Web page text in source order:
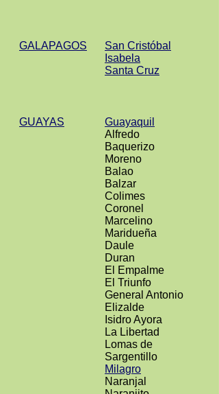
GALAPAGOS
San Cristóbal
Isabela
Santa Cruz
GUAYAS
Guayaquil
Alfredo
Baquerizo
Moreno
Balao
Balzar
Colimes
Coronel
Marcelino
Maridueña
Daule
Duran
El Empalme
El Triunfo
General Antonio
Elizalde
Isidro Ayora
La Libertad
Lomas de
Sargentillo
Milagro
Naranjal